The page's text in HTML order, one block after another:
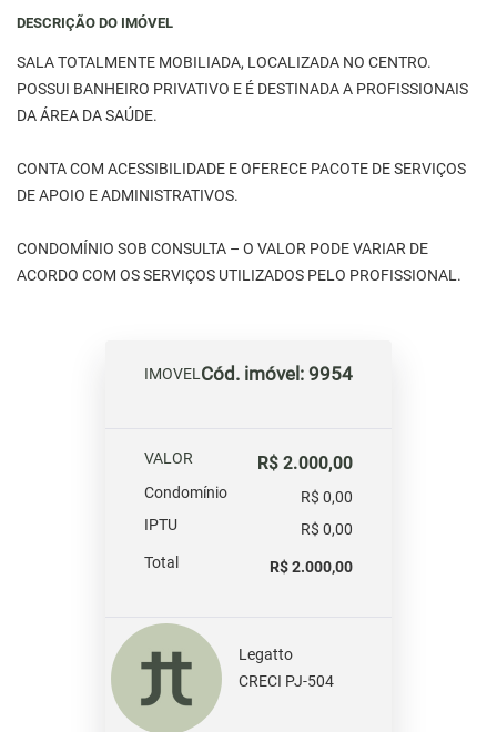
DESCRIÇÃO DO IMÓVEL
SALA TOTALMENTE MOBILIADA, LOCALIZADA NO CENTRO.
POSSUI BANHEIRO PRIVATIVO E É DESTINADA A PROFISSIONAIS
DA ÁREA DA SAÚDE.
CONTA COM ACESSIBILIDADE E OFERECE PACOTE DE SERVIÇOS
DE APOIO E ADMINISTRATIVOS.
CONDOMÍNIO SOB CONSULTA – O VALOR PODE VARIAR DE
ACORDO COM OS SERVIÇOS UTILIZADOS PELO PROFISSIONAL.
IMOVELCód. imóvel: 9954
VALOR R$ 2.000,00
Condomínio
R$ 0,00
IPTU
R$ 0,00
Total
R$ 2.000,00
Legatto
CRECI PJ-504